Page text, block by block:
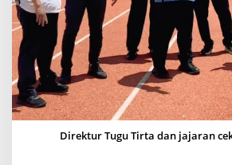
P
M
I
N
U
M
D
Direktur Tugu Tirta dan jajaran